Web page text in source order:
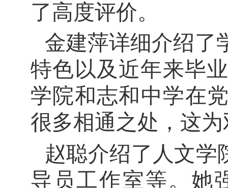
了高度评价。
金建萍详细介绍了
特色以及近年来毕
学院和志和中学在
很多相通之处，这
赵聪介绍了人文学
导员工作室等。她